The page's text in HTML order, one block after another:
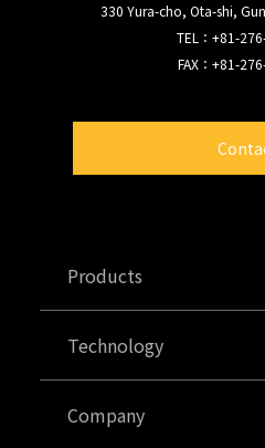
330 Yura-cho, Ota-shi,
TEL：+81-
FAX：+81-
Products
Technology
Company